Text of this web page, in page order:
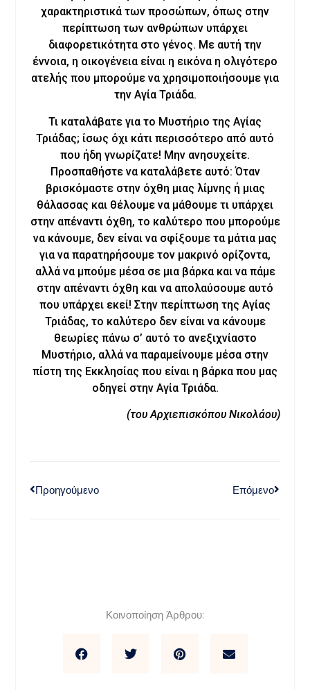
χαρακτηριστικά των προσώπων, όπως στην
περίπτωση των ανθρώπων υπάρχει
διαφορετικότητα στο γένος. Με αυτή την
έννοια, η οικογένεια είναι η εικόνα η ολιγότερο
ατελής που μπορούμε να χρησιμοποιήσουμε για
την Αγία Τριάδα.
Τι καταλάβατε για το Μυστήριο της Αγίας
Τριάδας; ίσως όχι κάτι περισσότερο από αυτό
που ήδη γνωρίζατε! Μην ανησυχείτε.
Προσπαθήστε να καταλάβετε αυτό: Όταν
βρισκόμαστε στην όχθη μιας λίμνης ή μιας
θάλασσας και θέλουμε να μάθουμε τι υπάρχει
στην απέναντι όχθη, το καλύτερο που μπορούμε
να κάνουμε, δεν είναι να σφίξουμε τα μάτια μας
για να παρατηρήσουμε τον μακρινό ορίζοντα,
αλλά να μπούμε μέσα σε μια βάρκα και να πάμε
στην απέναντι όχθη και να απολαύσουμε αυτό
που υπάρχει εκεί! Στην περίπτωση της Αγίας
Τριάδας, το καλύτερο δεν είναι να κάνουμε
θεωρίες πάνω σ’ αυτό το ανεξιχνίαστο
Μυστήριο, αλλά να παραμείνουμε μέσα στην
πίστη της Εκκλησίας που είναι η βάρκα που μας
οδηγεί στην Αγία Τριάδα.
(του Αρχιεπισκόπου Νικολάου)
Προηγούμενο Επόμενο
Κοινοποίηση Άρθρου: